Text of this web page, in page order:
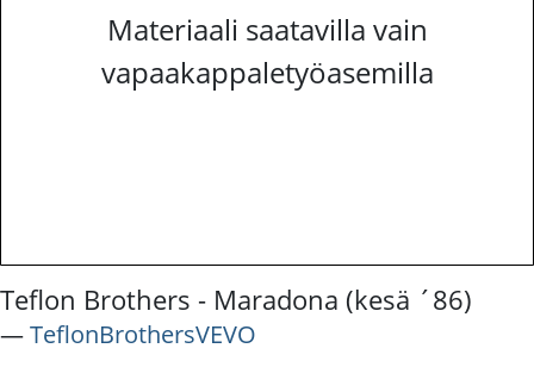
Materiaali saatavilla vain
vapaakappaletyöasemilla
Teflon Brothers - Maradona (kesä ´86)
―TeflonBrothersVEVO